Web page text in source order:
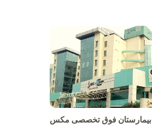
بیمارستان فوق تخصصی مکس